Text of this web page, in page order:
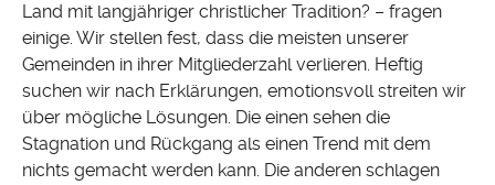
Land mit langjähriger christlicher Tradition? – fragen
einige. Wir stellen fest, dass die meisten unserer
Gemeinden in ihrer Mitgliederzahl verlieren. Heftig
suchen wir nach Erklärungen, emotionsvoll streiten wir
über mögliche Lösungen. Die einen sehen die
Stagnation und Rückgang als einen Trend mit dem
nichts gemacht werden kann. Die anderen schlagen